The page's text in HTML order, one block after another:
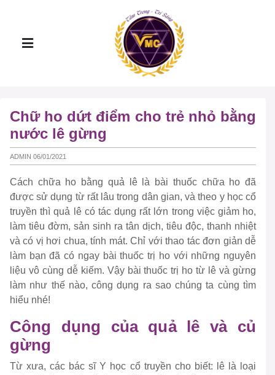
Chữ ho dứt điểm cho trẻ nhỏ bằng
nước lê gừng
ADMIN 06/01/2021
Cách chữa ho bằng quả lê là bài thuốc chữa ho đã
được sử dụng từ rất lâu trong dân gian, và theo y học cổ
truyền thì quả lê có tác dụng rất lớn trong việc giảm ho,
làm tiêu đờm, sản sinh ra tân dịch, tiêu độc, thanh nhiệt
và có vị hơi chua, tính mát. Chỉ với thao tác đơn giản dễ
làm bạn đã có ngay bài thuốc trị ho với những nguyên
liệu vô cùng dễ kiếm. Vậy bài thuốc trị ho từ lê và gừng
làm như thế nào, công dụng ra sao chúng ta cùng tìm
hiểu nhé!
Công dụng của quả lê và củ
gừng
Từ xưa, các bác sĩ Y học cổ truyền cho biết: lê là loại